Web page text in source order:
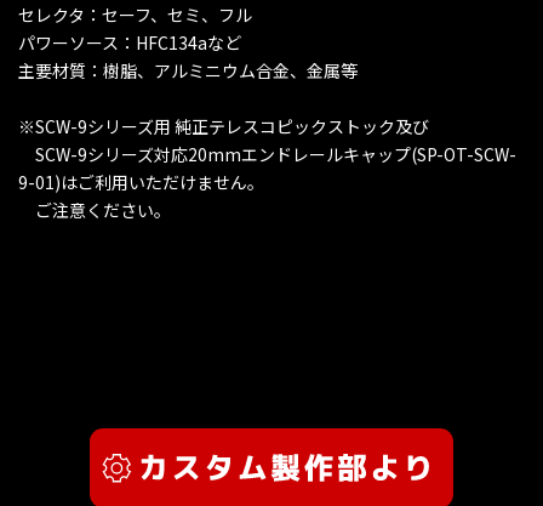
セレクタ：セーフ、セミ、フル
パワーソース：HFC134aなど
主要材質：樹脂、アルミニウム合金、金属等
※SCW-9シリーズ用 純正テレスコピックストック及び
SCW-9シリーズ対応20mmエンドレールキャップ(SP-OT-SCW-
9-01)はご利用いただけません。
ご注意ください。